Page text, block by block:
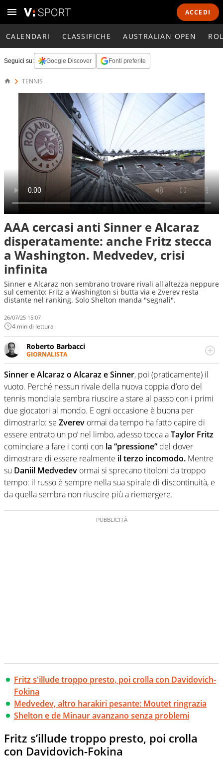
ACCEDI
CALENDARI CLASSIFICHE AUSTRALIAN OPEN
Seguici su: Google Discover Fonti preferite
TENNIS
AAA cercasi anti Sinner e Alcaraz
disperatamente: anche Fritz stecca
a Washington. Medvedev, crisi
infinita
Sinner e Alcaraz non sembrano trovare rivali all'altezza neppure
sul cemento: Fritz a Washington si butta via e Zverev resta
distante nel ranking. Solo Shelton manda "segnali".
26/07/25 15:07
4 min di lettura
Roberto Barbacci
GIORNALISTA
Giornalista (pubblicista) sportivo a tutto campo, è il
tuttologo di Virgilio Sport. Provate a chiedergli di boxe, di
scherma, di volley o di curling: ve ne farà innamorare
Sinner e Alcaraz o Alcaraz e Sinner, poi (praticamente) il
vuoto. Perché nessun rivale della nuova coppia d’oro del
tennis mondiale sembra riuscire a stare al passo con i primi
due giocatori al mondo. E ogni occasione è buona per
dimostrarlo: se Zverev ormai da tempo ha fatto capire di
essere entrato un po’ nel limbo, adesso tocca aTaylor Fritz
cominciare a fare i conti con la “pressione” del dover
dimostrare di essere realmente il terzo incomodo. Mentre
su Daniil Medvedev ormai si sprecano titoloni da troppo
tempo: il russo è sempre nella sua spirale di discontinuità, e
da quella sembra non riuscire più a riemergere.
Fritz s'illude troppo presto, poi crolla con Davidovich-
Fokina
Medvedev, altro harakiri pesante: Moutet ringrazia
Shelton e de Minaur avanzano senza problemi
Fritz s’illude troppo presto, poi crolla
con Davidovich-Fokina